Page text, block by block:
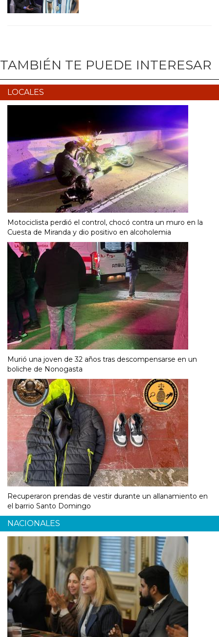
TAMBIÉN TE PUEDE INTERESAR
LOCALES
Motociclista perdió el control, chocó contra un muro en la
Cuesta de Miranda y dio positivo en alcoholemia
Murió una joven de 32 años tras descompensarse en un
boliche de Nonogasta
Recuperaron prendas de vestir durante un allanamiento en
el barrio Santo Domingo
NACIONALES